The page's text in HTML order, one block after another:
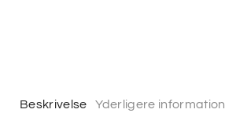
Beskrivelse Yderligere information